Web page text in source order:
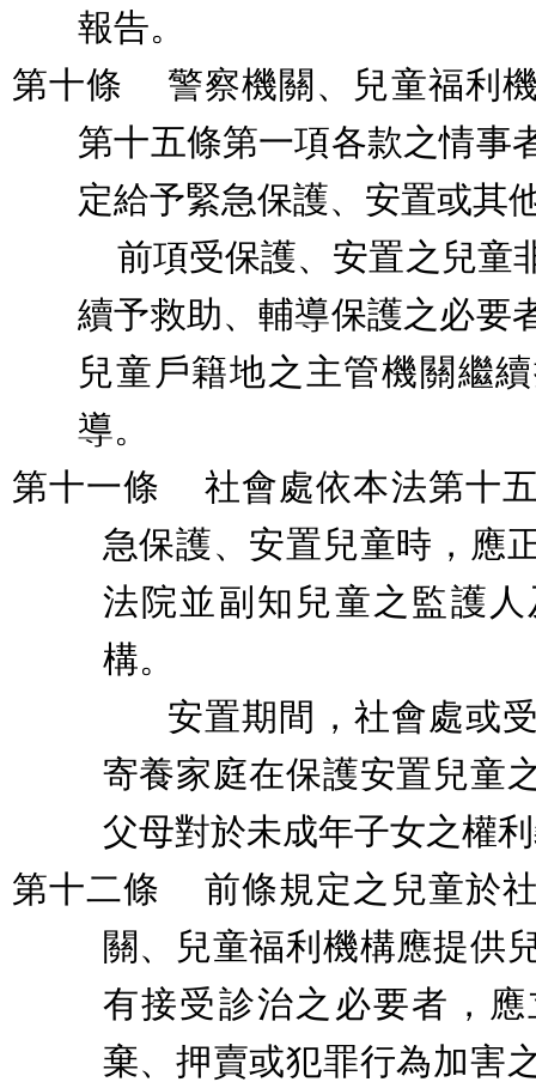
報告。
第十條
警察機關、兒童福利
第十五條第一項各款之情事
定給予緊急保護、安置或其
前項受保護、安置之兒童
續予救助、輔導保護之必要
兒童戶籍地之主管機關繼
導。
第十一條
社會處依本法第十
急保護、安置兒童時，應
法院並副知兒童之監護
構。
安置期間，社會處或
寄養家庭在保護安置兒童
父母對於未成年子女之權
第十二條
前條規定之兒童於
關、兒童福利機構應提供
有接受診治之必要者，
棄、押賣或犯罪行為加害